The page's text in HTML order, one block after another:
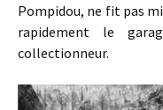
Pompidou, ne fit pas
rapidement le
collectionneur.